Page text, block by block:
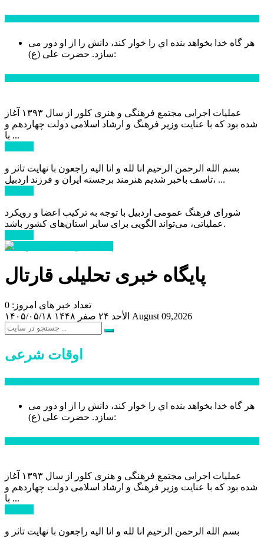
هر گاه خدا بخواهد بنده اي را خوار كند، دانش را از او دور می
سازد.حضرت علی (ع):
عملیات اجرایی مجتمع فرهنگی و هنری کلور از سال ۱۳۹۳ آغاز
شده بود که با عنایت وزیر فرهنگ و ارشاد اسلامی دولت چهاردهم و
با ...
بسم الله الرحمن الرحیم انا لله و انا الیه راجعون با نهایت تاثر و
تاسف باخبر شدیم هنرمند برجسته ایران و فرزند اردبیل، ...
شورای فرهنگ عمومی اردبیل با توجه به ترکیب اعضا و رویکرد
عملیاتی، می‌تواند الگویی برای سایر استان‌های کشور باشد.
پایگاه خبری تحلیلی قارتال
تعداد خبر های امروز: 0
۱۴۰۵/۰۵/۱۸
الأحد ۲۴ صفر ۱۴۴۸ August 09,2026
اوقات شرعی
هر گاه خدا بخواهد بنده اي را خوار كند، دانش را از او دور می
سازد.حضرت علی (ع):
عملیات اجرایی مجتمع فرهنگی و هنری کلور از سال ۱۳۹۳ آغاز
شده بود که با عنایت وزیر فرهنگ و ارشاد اسلامی دولت چهاردهم و
با ...
بسم الله الرحمن الرحیم انا لله و انا الیه راجعون با نهایت تاثر و